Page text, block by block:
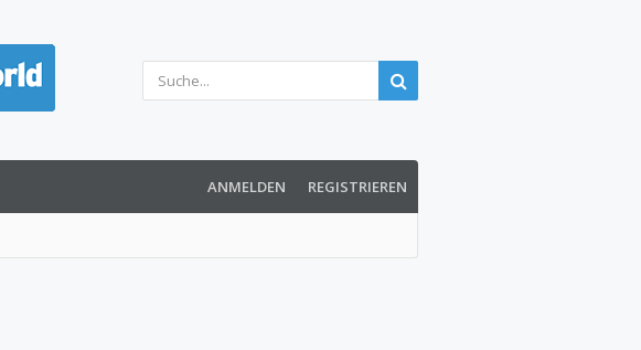
ANMELDEN REGISTRIEREN